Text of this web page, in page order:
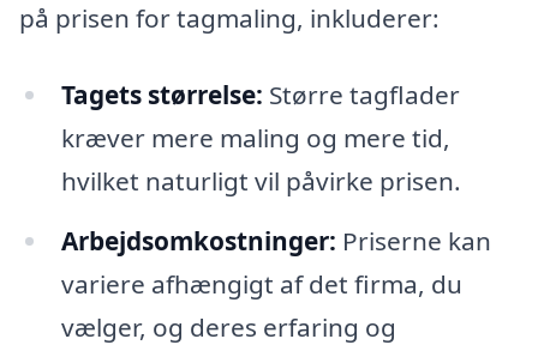
på prisen for tagmaling, inkluderer:
Tagets størrelse: Større tagflader
kræver mere maling og mere tid,
hvilket naturligt vil påvirke prisen.
Arbejdsomkostninger: Priserne kan
variere afhængigt af det firma, du
vælger, og deres erfaring og